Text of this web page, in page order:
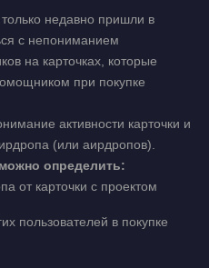
недавно пришли в
с непониманием
на карточках, которые
при покупке
активности карточки и
(или аирдропов).
определить:
от карточки с проектом
пользователей в покупке